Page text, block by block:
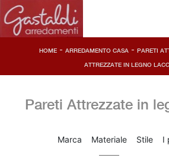
HOME- ARREDAMENTO CASA- PARETI
ATTREZZATE IN LEGNO
Pareti Attrezzate in
Marca Materiale Stile I